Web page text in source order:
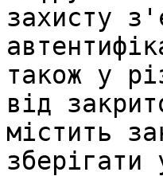
захисту
також у
від
містить
зберігати